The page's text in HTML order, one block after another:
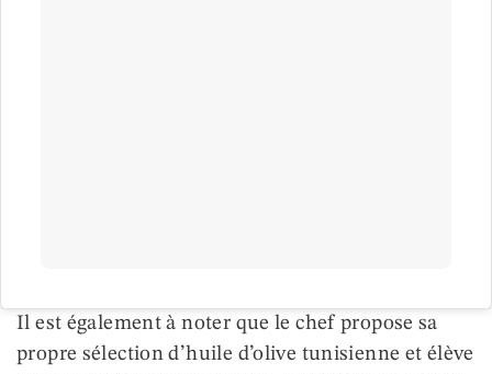
Il est également à noter que le chef propose sa
propre sélection d’huile d’olive tunisienne et élève